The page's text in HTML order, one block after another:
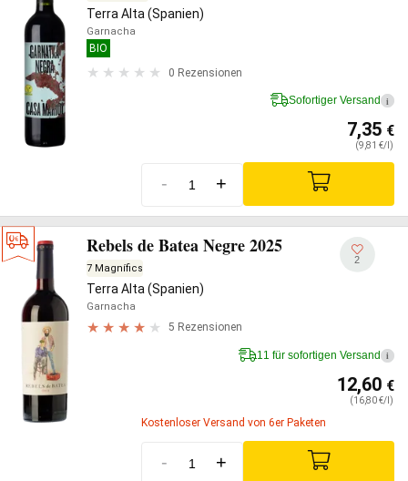
Terra Alta (Spanien)
Garnacha
BIO
0 Rezensionen
Sofortiger Versand i
7,35 €
(9,81 €/l)
- +
Rebels de Batea Negre 2025
7 Magnífics
Terra Alta (Spanien)
Garnacha
5 Rezensionen
2
11 für sofortigen Versand i
12,60 €
(16,80 €/l)
Kostenloser Versand von 6er Paketen
- +